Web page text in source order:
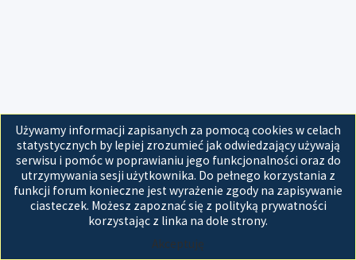
Używamy informacji zapisanych za pomocą cookies w celach
statystycznych by lepiej zrozumieć jak odwiedzający używają
serwisu i pomóc w poprawianiu jego funkcjonalności oraz do
utrzymywania sesji użytkownika. Do pełnego korzystania z
funkcji forum konieczne jest wyrażenie zgody na zapisywanie
ciasteczek. Możesz zapoznać się z polityką prywatności
korzystając z linka na dole strony.
Akceptuję